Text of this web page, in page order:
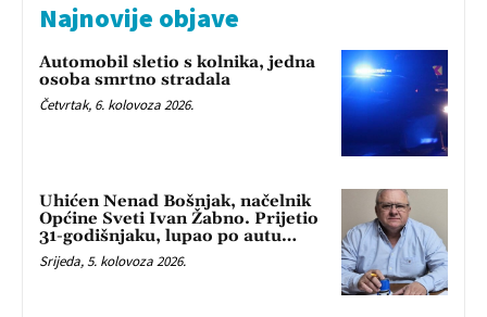
Najnovije objave
Automobil sletio s kolnika, jedna
osoba smrtno stradala
Četvrtak, 6. kolovoza 2026.
Uhićen Nenad Bošnjak, načelnik
Općine Sveti Ivan Žabno. Prijetio
31-godišnjaku, lupao po autu…
Srijeda, 5. kolovoza 2026.